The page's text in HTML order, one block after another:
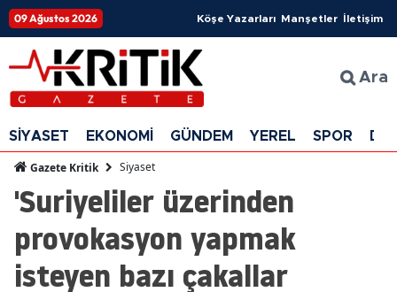
09 Ağustos 2026 Köşe Yazarları Manşetler İletişim
Ara
SİYASET EKONOMİ GÜNDEM YEREL SPOR
Gazete Kritik Siyaset
'Suriyeliler üzerinden
provokasyon yapmak
isteyen bazı çakallar